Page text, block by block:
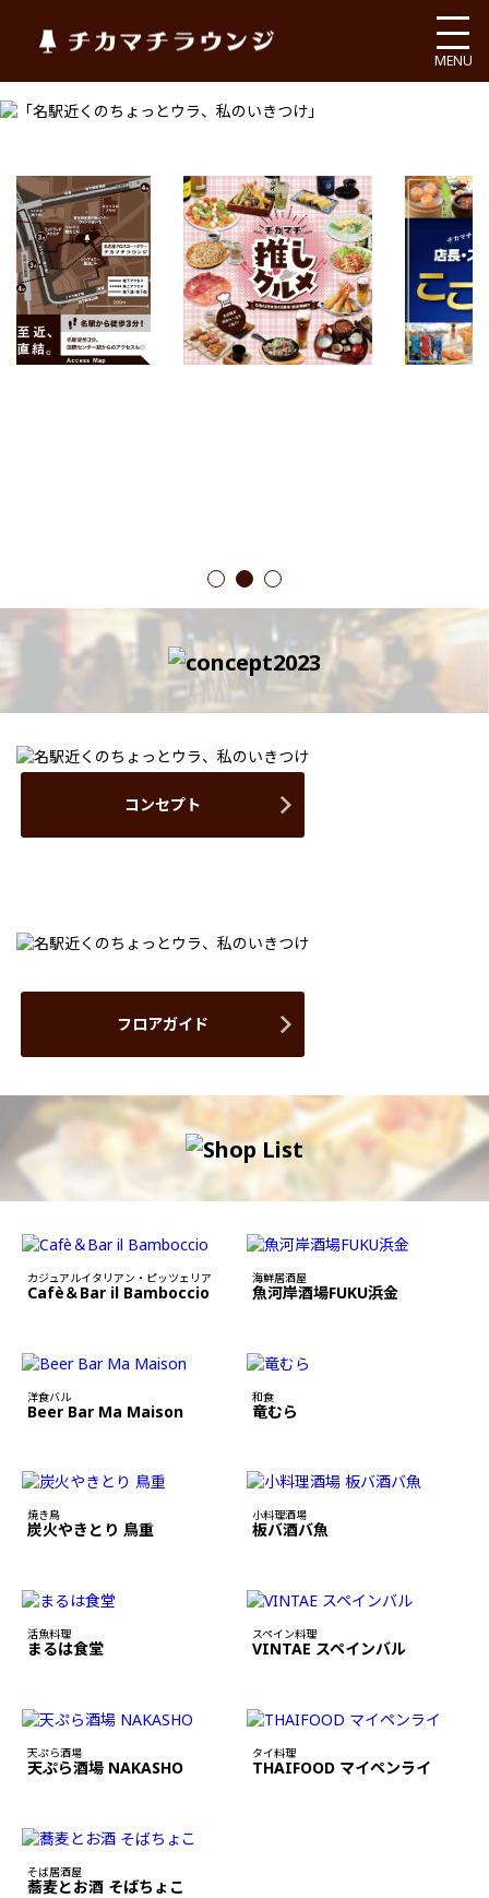
チカマチラウンジ
MENU
1 2 3
コンセプト
フロアガイド
カジュアルイタリアン・ピッツェリア
Cafè＆Bar il Bamboccio
海鮮居酒屋
魚河岸酒場FUKU浜金
洋食バル
Beer Bar Ma Maison
和食
竜むら
焼き鳥
炭火やきとり 鳥重
小料理酒場
板バ酒バ魚
活魚料理
まるは食堂
スペイン料理
VINTAE スペインバル
天ぷら酒場
天ぷら酒場 NAKASHO
タイ料理
THAIFOOD マイペンライ
そば居酒屋
蕎麦とお酒 そばちょこ